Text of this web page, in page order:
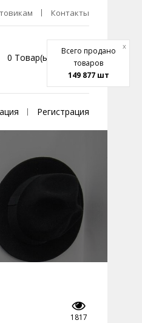
Всего продано
товаров
149 877 шт
x
Контакты
0 Товар(ы) 0р.
Регистрация
1817